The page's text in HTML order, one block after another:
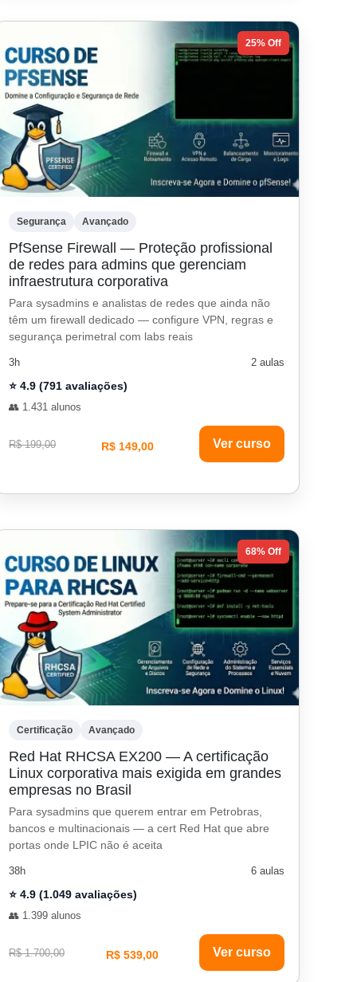
25% Off
Segurança Avançado
PfSense Firewall — Proteção profissional
de redes para admins que gerenciam
infraestrutura corporativa
Para sysadmins e analistas de redes que ainda não
têm um firewall dedicado — configure VPN, regras e
segurança perimetral com labs reais
3h 2 aulas
⭐ 4.9 (791 avaliações)
👥 1.431 alunos
R$ 199,00 R$ 149,00 Ver curso
68% Off
Certificação Avançado
Red Hat RHCSA EX200 — A certificação
Linux corporativa mais exigida em grandes
empresas no Brasil
Para sysadmins que querem entrar em Petrobras,
bancos e multinacionais — a cert Red Hat que abre
portas onde LPIC não é aceita
38h 6 aulas
⭐ 4.9 (1.049 avaliações)
👥 1.399 alunos
R$ 1.700,00 R$ 539,00 Ver curso